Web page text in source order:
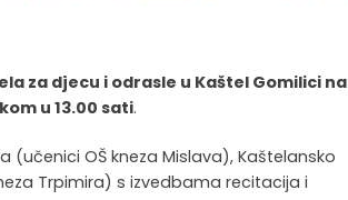
za djecu i odrasle u Kaštel Gomilici na
u 13.00 sati.
(učenici OŠ kneza Mislava), Kaštelansko
Trpimira) s izvedbama recitacija i